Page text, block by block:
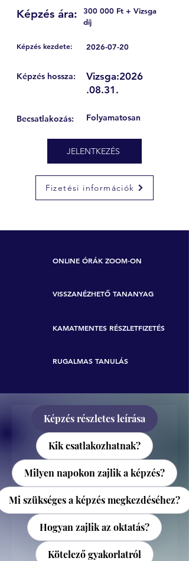
Képzés ára:
300 000 Ft + Vizsga
díj
Képzés kezdete: 2026-07-20
Képzés hossza: Vizsga:2026
.08.31 .
Becsatlakozás: Folyamatosan
JELENTKEZÉS
Fizetési információk
ONLINE ÓRÁK ZOOM-ON
VISSZANÉZHETŐ TANANYAG
KAMATMENTES RÉSZLETFIZETÉS
RUGALMAS TANULÁS
Képzés részletes leírása
Kik csatlakozhatnak?
Milyen napokon zajlik a képzés?
Mi szükséges a képzés megkezdéséhez?
Hogyan zajlik az oktatás?
Kötelező gyakorlatról